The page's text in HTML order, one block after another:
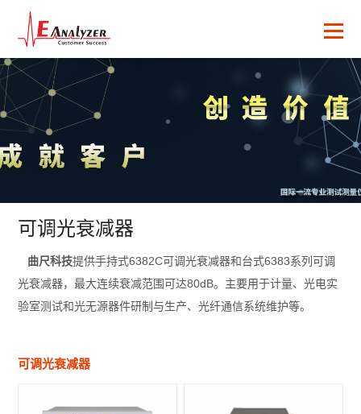
可调光衰减器
曲尺科技提供手持式6382C可调光衰减器和台式6383系列可调
光衰减器，最大连续衰减范围可达80dB。主要用于计量、光电实
验室测试和光无源器件研制与生产、光纤通信系统维护等。
可调光衰减器